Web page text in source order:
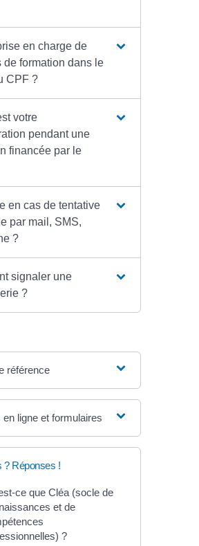
en charge de
de formation dans le
CPF ?
votre
pendant une
financée par le
en cas de tentative
par mail, SMS,
?
signaler une
?
référence
ligne et formulaires
? Réponses !
ce que Cléa (socle de
et de
?